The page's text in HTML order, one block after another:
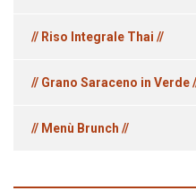
// Riso Integrale Thai //
// Grano Saraceno in Verde
// Menù Brunch //